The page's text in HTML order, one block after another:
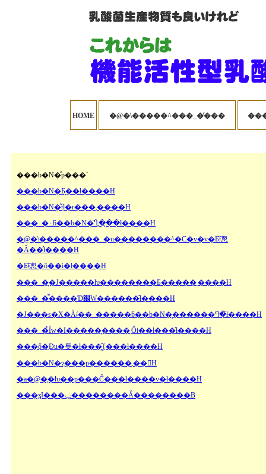
HOME �@�\�����^���_�̓���
���b�N�̂p���`
���b�N�Ƃ͉��ł����H
���b�N�͂ǂ̗l�ɍ���܂����H
���_�ۂƃ��b�N�̈Ⴂ�͉��ł����H
�@�\�����^���_�u��������^�C�v�v�Ƃ͂ǂ̂悤
�Ȃ��̂ł����H
�Ƃ͂ǂ̂悤�ȏ��i�ł����H
���_�͔�J�����ƕ��������Ƃ�����܂����H
���_�͋����Ɗ֌W������̂ł����H
�J���s�X�Ȃǂ̓��_�����ƃ��b�N�͉������Ⴄ�̂ł����H
���_�̉Ȋw�I�����͉����܂Ői��ł���̂ł����H
���͍ő�̖Ɖu�튯�ł���͖̂{���ł����H
���b�N�ɂ͕���p������܂��񂩁H
�a�@�̖�ƕ��p���Ĉ���ł����v�ł����H
���ʓI���ݕ��������Ă��������B